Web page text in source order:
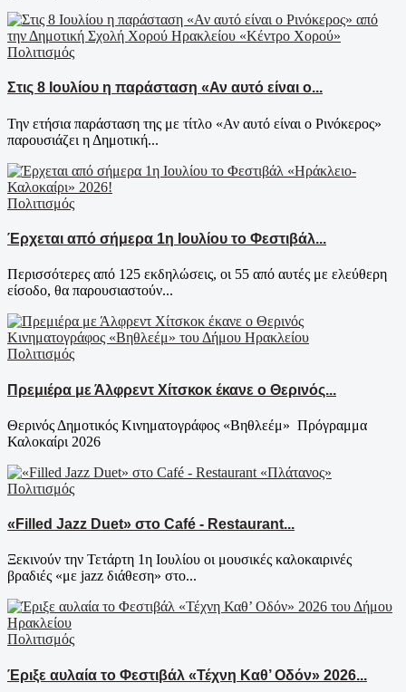
Πολιτισμός
Στις 8 Ιουλίου η παράσταση «Αν αυτό είναι ο...
Την ετήσια παράσταση της με τίτλο «Αν αυτό είναι ο Ρινόκερος»
παρουσιάζει η Δημοτική...
Πολιτισμός
Έρχεται από σήμερα 1η Ιουλίου το Φεστιβάλ...
Περισσότερες από 125 εκδηλώσεις, οι 55 από αυτές με ελεύθερη
είσοδο, θα παρουσιαστούν...
Πολιτισμός
Πρεμιέρα με Άλφρεντ Χίτσκοκ έκανε ο Θερινός...
Θερινός Δημοτικός Κινηματογράφος «Βηθλεέμ» Πρόγραμμα
Καλοκαίρι 2026
Πολιτισμός
«Filled Jazz Duet» στο Café - Restaurant...
Ξεκινούν την Τετάρτη 1η Ιουλίου οι μουσικές καλοκαιρινές
βραδιές «με jazz διάθεση» στο...
Πολιτισμός
Έριξε αυλαία το Φεστιβάλ «Τέχνη Καθ’ Οδόν» 2026...